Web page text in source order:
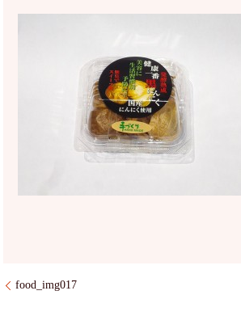
food_img017